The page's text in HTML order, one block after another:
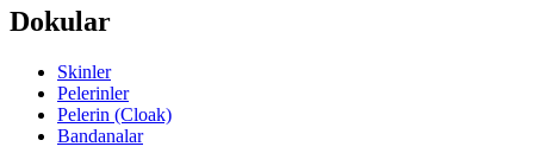
Dokular
Skinler
Pelerinler
Pelerin (Cloak)
Bandanalar